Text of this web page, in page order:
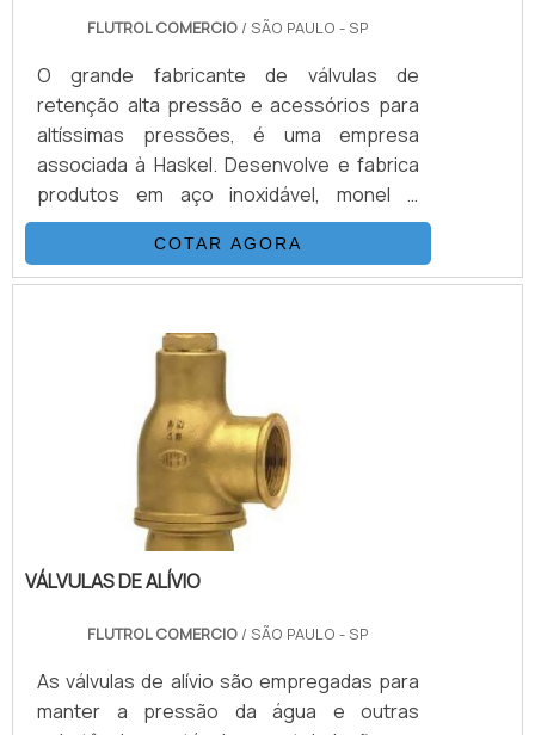
FLUTROL COMERCIO / SÃO PAULO - SP
O grande fabricante de válvulas de
retenção alta pressão e acessórios para
altíssimas pressões, é uma empresa
associada à Haskel. Desenvolve e fabrica
produtos em aço inoxidável, monel e
hasteloy, seus principais ítens são válvulas
esfera, agulha, retenção, tubos conexões
e niple. Também fornece equipamentos
conexões. Suas principais aplicações são
sistemas hidráulicos, equipamentos e
sistemas para gases e aplicações para
Sub-Sea.VANTAGENS BÁSICAS SOBRE O
COTAR AGORA
VÁLVULAS DE ALÍVIO
FLUTROL COMERCIO / SÃO PAULO - SP
As válvulas de alívio são empregadas para
manter a pressão da água e outras